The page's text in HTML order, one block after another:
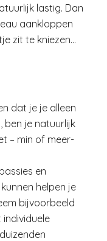
lastig. Dan
aankloppen
zit te kniezen…
dat je je alleen
ben je natuurlijk
– min of meer-
en
helpen je
bijvoorbeeld
individuele